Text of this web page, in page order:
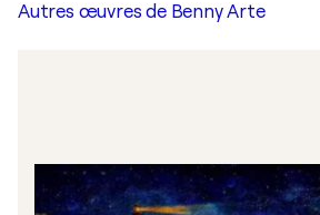
Autres œuvres de Benny Arte